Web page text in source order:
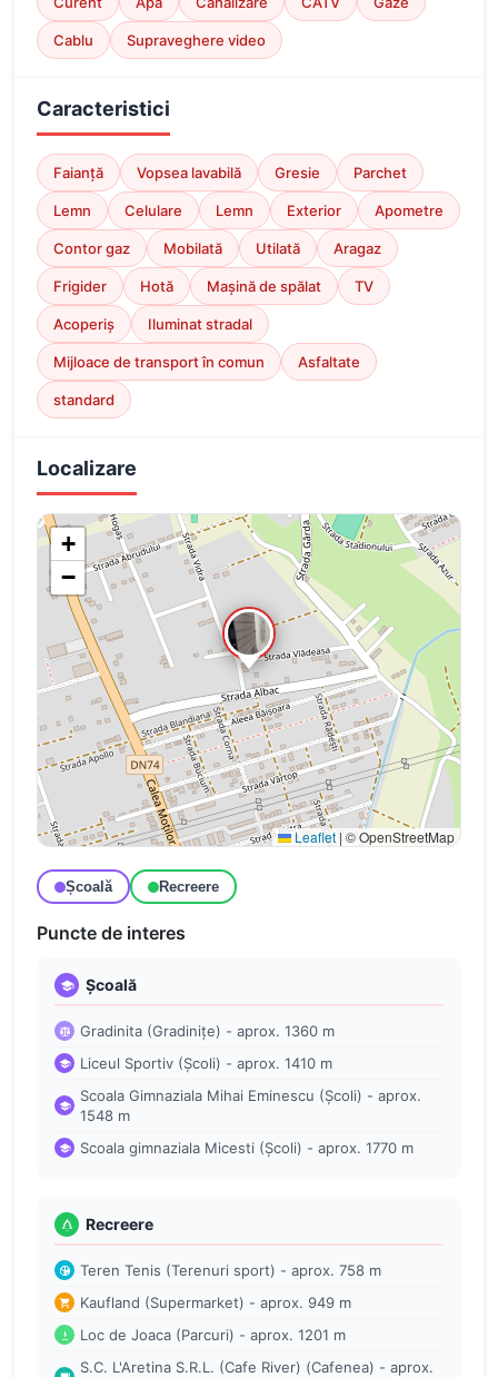
Cablu Supraveghere video
Caracteristici
Faianță Vopsea lavabilă Gresie Parchet
Lemn Celulare Lemn Exterior Apometre
Contor gaz Mobilată Utilată Aragaz
Frigider Hotă Mașină de spălat TV
Acoperiș Iluminat stradal
Mijloace de transport în comun Asfaltate
standard
Localizare
+
−
Leaflet | © OpenStreetMap
Școală Recreere
Puncte de interes
Școală
Gradinita (Gradinițe) - aprox. 1360 m
Liceul Sportiv (Școli) - aprox. 1410 m
Scoala Gimnaziala Mihai Eminescu (Școli) - aprox.
1548 m
Scoala gimnaziala Micesti (Școli) - aprox. 1770 m
Recreere
Teren Tenis (Terenuri sport) - aprox. 758 m
Kaufland (Supermarket) - aprox. 949 m
Loc de Joaca (Parcuri) - aprox. 1201 m
S.C. L'Aretina S.R.L. (Cafe River) (Cafenea) - aprox.